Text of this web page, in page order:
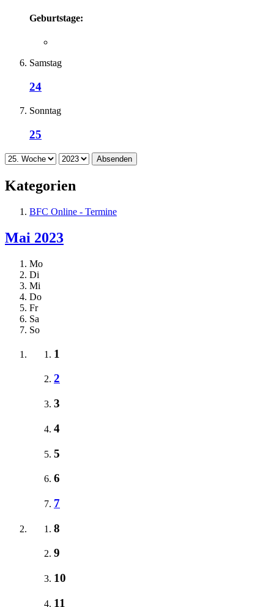
Geburtstage:
Samstag
24
Sonntag
25
Absenden
Kategorien
BFC Online - Termine
Mai 2023
Mo
Di
Mi
Do
Fr
Sa
So
1
2
3
4
5
6
7
8
9
10
11